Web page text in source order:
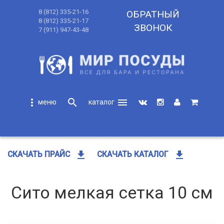
8 (812) 335-21-16
8 (812) 335-21-17
7 (911) 947-43-48
ОБРАТНЫЙ
ЗВОНОК
more_vert search
menu
СКАЧАТЬ ПРАЙС get_app СКАЧАТЬ КАТАЛОГ get_app
Сито мелкая сетка 10 см